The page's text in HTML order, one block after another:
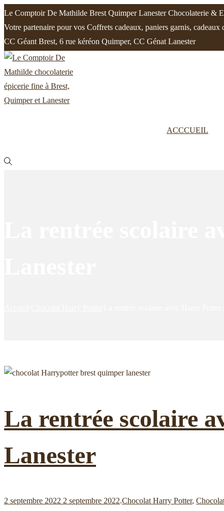
Le Comptoir De Mathilde Brest Quimper Lanester Chocolaterie &
Votre partenaire pour vos Coffrets cadeaux, paniers garnis,
CC Géant Brest, 6 rue kéréon Quimper, CC Génat Lanester
Passer
à
la
navigation
Passer
au
contenu
ACCCUEIL
La rentrée scolaire
Lanester
Publié
2 septembre 2022 2 septembre 2022.Publié
Chocolat Harry Potter,